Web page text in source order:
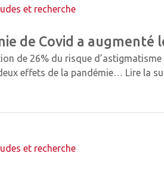
et recherche
de Covid a augmenté
de 26% du risque
effets de la pandémie… Lire la
et recherche